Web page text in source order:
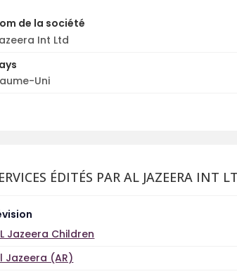
de la société
Int Ltd
Uni
ÉDITÉS PAR AL JAZEERA INT
Jazeera Children
Jazeera (AR)